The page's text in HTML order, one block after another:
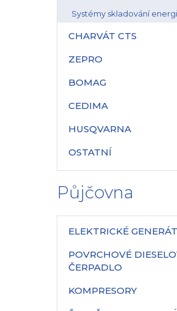
Systémy skladování
CHARVÁT CTS
ZEPRO
BOMAG
CEDIMA
HUSQVARNA
OSTATNÍ
Půjčovna
ELEKTRICKÉ
POVRCHOVÉ
ČERPADLO
KOMPRESORY